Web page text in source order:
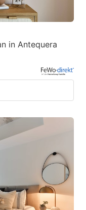
in Antequera